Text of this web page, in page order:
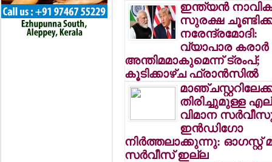
ഇന്ത്യന്‍
സുരക്ഷ
നരേന്ദ്രമോദി:
വ്യാപാര കരാര്‍
അന്തിമമാകുമെന്ന് ട്രംപ്;
കൂടിക്കാഴ്ച ഫ്രാന്‍സില്‍
തിരിച്ചുമുള്ള
വിമാന
ഇന്‍ഡിഗോ
നിര്‍ത്തലാക്കുന്നു:
സര്‍വീസ് ഇല്ല